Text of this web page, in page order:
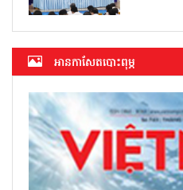
អាន​កាសែត​បោះពុម្ភ